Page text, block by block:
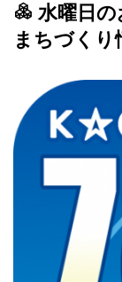
水曜日
まちづくり